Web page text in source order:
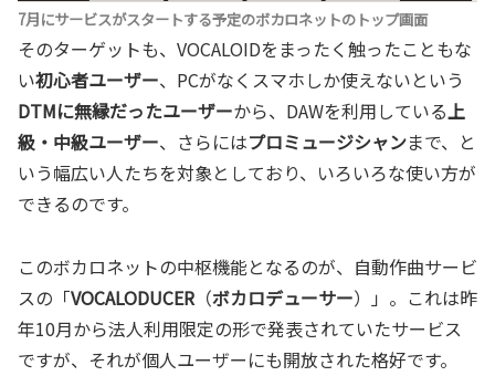
7月にサービスがスタートする予定のボカロネットのトップ画面
そのターゲットも、VOCALOIDをまったく触ったこともな
い初心者ユーザー、PCがなくスマホしか使えないという
DTMに無縁だったユーザーから、DAWを利用している上
級・中級ユーザー、さらにはプロミュージシャンまで、と
いう幅広い人たちを対象としており、いろいろな使い方が
できるのです。
このボカロネットの中枢機能となるのが、自動作曲サービ
スの「VOCALODUCER（ボカロデューサー）」。これは昨
年10月から法人利用限定の形で発表されていたサービス
ですが、それが個人ユーザーにも開放された格好です。